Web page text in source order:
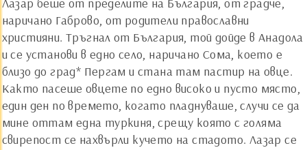
наричано Габрово, от родители православни
християни. Тръгнал от България, той дойде в Анадола
и се установи в едно село, наричано Сома, което е
близо до град* Пергам и стана там пастир на овце.
Както пасеше овцете по едно високо и пусто място,
един ден по времето, когато пладнуваше, случи се да
мине оттам една туркиня, срещу която с голяма
свирепост се нахвърли кучето на стадото. Лазар се